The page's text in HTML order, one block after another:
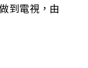
到電視，由